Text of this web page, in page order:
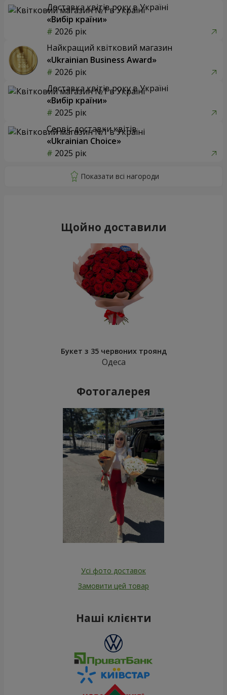
Доставка квітів року в Україні
«Вибір країни»
2026 рік
Найкращий квітковий магазин
«Ukrainian Business Award»
2026 рік
Доставка квітів року в Україні
«Вибір країни»
2025 рік
Сервіс доставки квітів
«Ukrainian Choice»
2025 рік
Щойно доставили
Букет з 35 червоних троянд
Одеса
Фотогалерея
Усі фото доставок
Замовити цей товар
Наші клієнти